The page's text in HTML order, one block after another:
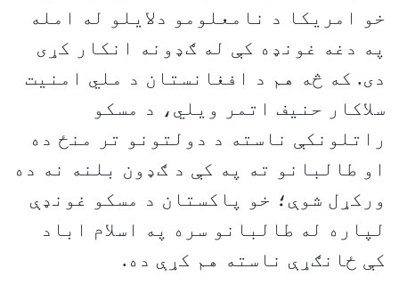
خو امريکا د نامعلومو دلايلو له امله
په دغه غونډه کې له ګډونه انکار کړی
دی. که څه هم د افغانستان د ملي امنیت
سلاکار حنیف اتمر ویلي، د مسکو
راتلونکې ناسته د دولتونو تر منځ ده
او طالبانو ته په کې د ګډون بلنه نه ده
ورکړل شوې؛ خو پاکستان د مسکو غونډې
لپاره له طالبانو سره په اسلام اباد
کې ځانګړې ناسته هم کړې ده.